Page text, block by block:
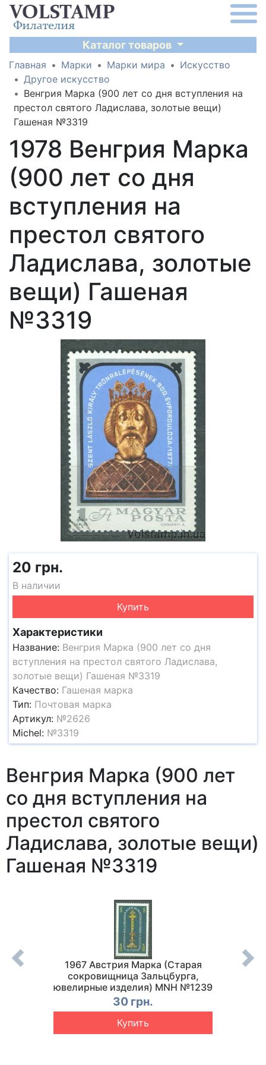
Каталог товаров
Главная Марки Марки мира
Искусство
Другое искусство
Венгрия Марка (900 лет со дня вступления на
престол святого Ладислава, золотые вещи)
Гашеная №3319
1978 Венгрия Марка
(900 лет со дня
вступления на
престол святого
Ладислава, золотые
вещи) Гашеная
№3319
20 грн.
В наличии
Купить
Характеристики
Название: Венгрия Марка (900 лет со дня
вступления на престол святого Ладислава,
золотые вещи) Гашеная №3319
Качество: Гашеная марка
Тип: Почтовая марка
Артикул: №2626
Michel: №3319
Венгрия Марка (900 лет
со дня вступления на
престол святого
Ладислава, золотые вещи)
Гашеная №3319
1967 Австрия Марка (Старая
сокровищница Зальцбурга,
ювелирные изделия) MNH №1239
30 грн.
Купить